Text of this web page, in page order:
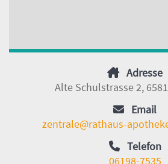
Adresse
Alte Schulstrasse 2,
Email
zentrale@rathaus-
Telefon
06198-7535